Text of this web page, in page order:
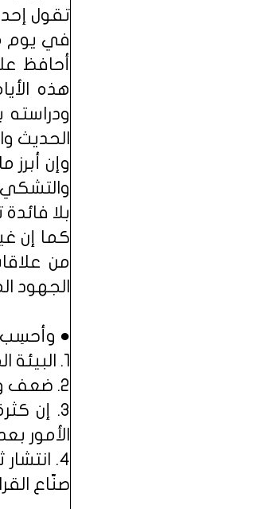
تقول
في يوم
أحافظ
هذه
ودراسته
الحديث
وإن
والتشكي
بلا فائدة
كما إن
من
الجهود
● وأحسِب
1. البيئة المدرسية غير محببة لدى كثير من أبنائنا، وإلاّ لما فضلوا الغياب عليها.
2. ضعف وعي أولياء الأمور بأهمية دوام الطالبة والآثار المترتبة على ذلك.
3. إن
الأمور
4.
صنّاع